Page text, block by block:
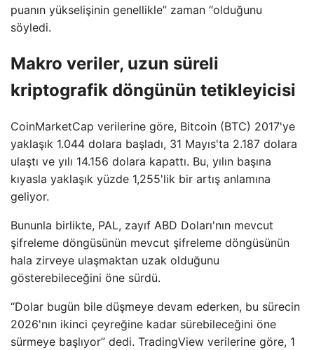
puanın yükselişinin genellikle” zaman “olduğunu
söyledi.
Makro veriler, uzun süreli
kriptografik döngünün tetikleyicisi
CoinMarketCap verilerine göre, Bitcoin (BTC) 2017'ye
yaklaşık 1.044 dolara başladı, 31 Mayıs'ta 2.187 dolara
ulaştı ve yılı 14.156 dolara kapattı. Bu, yılın başına
kıyasla yaklaşık yüzde 1,255'lik bir artış anlamına
geliyor.
Bununla birlikte, PAL, zayıf ABD Doları'nın mevcut
şifreleme döngüsünün mevcut şifreleme döngüsünün
hala zirveye ulaşmaktan uzak olduğunu
gösterebileceğini öne sürdü.
“Dolar bugün bile düşmeye devam ederken, bu sürecin
2026'nın ikinci çeyreğine kadar sürebileceğini öne
sürmeye başlıyor” dedi. TradingView verilerine göre, 1